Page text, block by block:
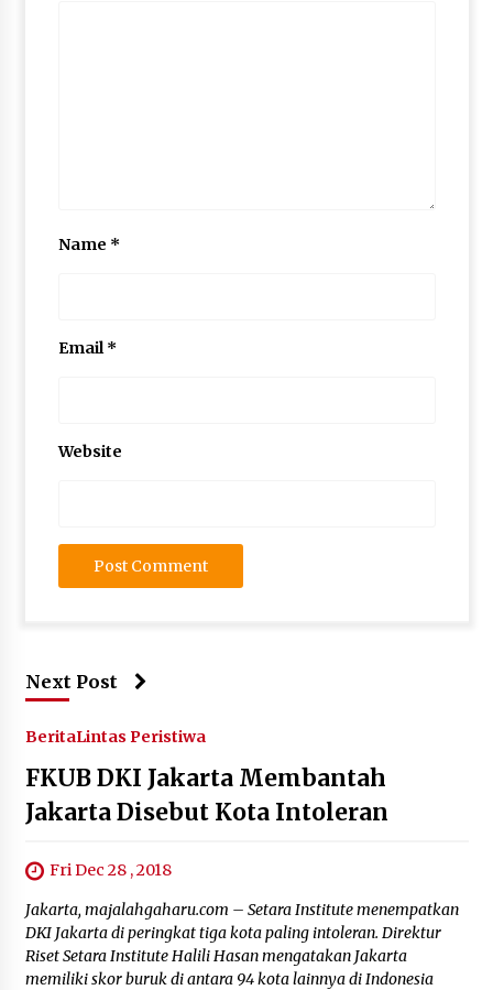
Name *
Email*
Website
Next Post
BeritaLintas Peristiwa
FKUB DKI Jakarta Membantah
Jakarta Disebut Kota Intoleran
Fri Dec 28 , 2018
Jakarta, majalahgaharu.com – Setara Institute menempatkan
DKI Jakarta di peringkat tiga kota paling intoleran. Direktur
Riset Setara Institute Halili Hasan mengatakan Jakarta
memiliki skor buruk di antara 94 kota lainnya di Indonesia